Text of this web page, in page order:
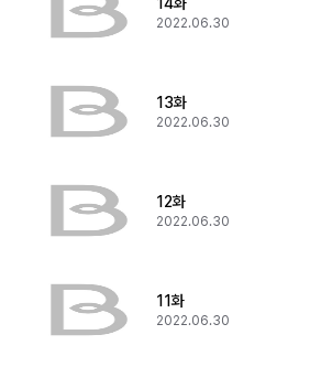
2022.06.30
13화
2022.06.30
12화
2022.06.30
11화
2022.06.30